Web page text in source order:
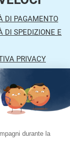
DI PAGAMENTO
DI SPEDIZIONE E
PRIVACY
DI VENDITA
25030 Lograto